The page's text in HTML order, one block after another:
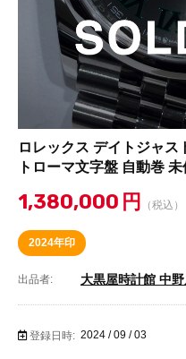
ロレックス デイトジャ
トローマ文字盤 自動巻
1,380,000 円 （税込）
2024年印
出品者: 大黒屋時計館 中
登録日時: 2024 / 09 / 03